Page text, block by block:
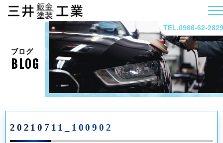
TEL.0966-62-2829
ブログ
BLOG
20210711_100902